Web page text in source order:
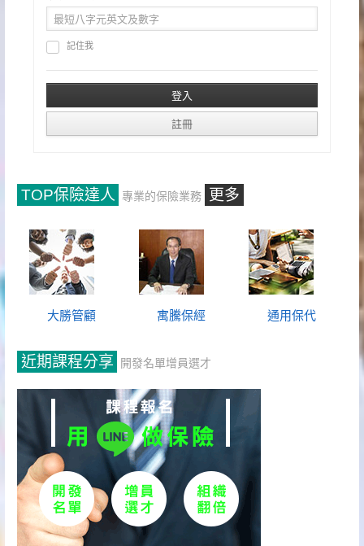
記住我
TOP保險達人 專業的保險業務 更多
大勝管顧 寓騰保經 通用保代
近期課程分享 開發名單增員選才